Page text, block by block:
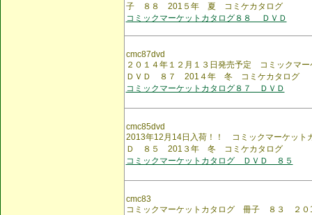
子 ８８ 201５年 夏 コミケカタログ
コミックマーケットカタログ８８ ＤＶＤ
cmc87dvd
２０１４年１２月１３日発売予定 コミックマ
ＤＶＤ ８７ 201４年 冬 コミケカタログ
コミックマーケットカタログ８７ ＤＶＤ
cmc85dvd
2013年12月14日入荷！！ コミックマーケッ
Ｄ ８５ 201３年 冬 コミケカタログ
コミックマーケットカタログ ＤＶＤ ８５
cmc83
コミックマーケットカタログ 冊子 ８３ ２